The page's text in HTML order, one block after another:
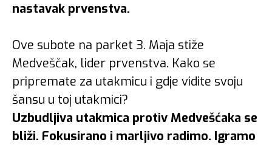
nastavak prvenstva.
Ove subote na parket 3. Maja stiže
Medveščak, lider prvenstva. Kako se
pripremate za utakmicu i gdje vidite svoju
šansu u toj utakmici?
Uzbudljiva utakmica protiv Medvešćaka se
bliži. Fokusirano i marljivo radimo. Igramo